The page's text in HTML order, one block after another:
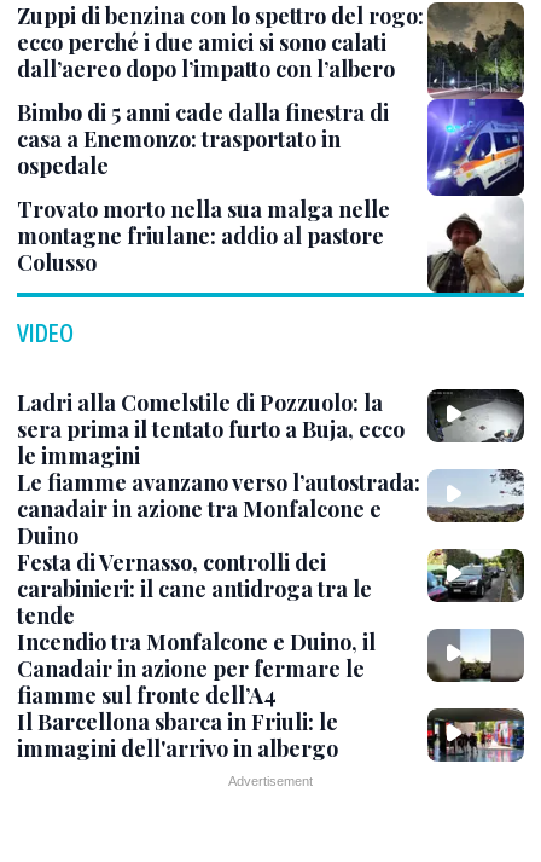
Zuppi di benzina con lo spettro del rogo:
ecco perché i due amici si sono calati
dall’aereo dopo l’impatto con l’albero
Bimbo di 5 anni cade dalla finestra di
casa a Enemonzo: trasportato in
ospedale
Trovato morto nella sua malga nelle
montagne friulane: addio al pastore
Colusso
VIDEO
Ladri alla Comelstile di Pozzuolo: la
sera prima il tentato furto a Buja, ecco
le immagini
Le fiamme avanzano verso l’autostrada:
canadair in azione tra Monfalcone e
Duino
Festa di Vernasso, controlli dei
carabinieri: il cane antidroga tra le
tende
Incendio tra Monfalcone e Duino, il
Canadair in azione per fermare le
fiamme sul fronte dell’A4
Il Barcellona sbarca in Friuli: le
immagini dell'arrivo in albergo